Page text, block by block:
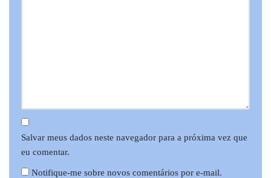
Salvar meus dados neste navegador para a próxima vez que
eu comentar.
Notifique-me sobre novos comentários por e-mail.